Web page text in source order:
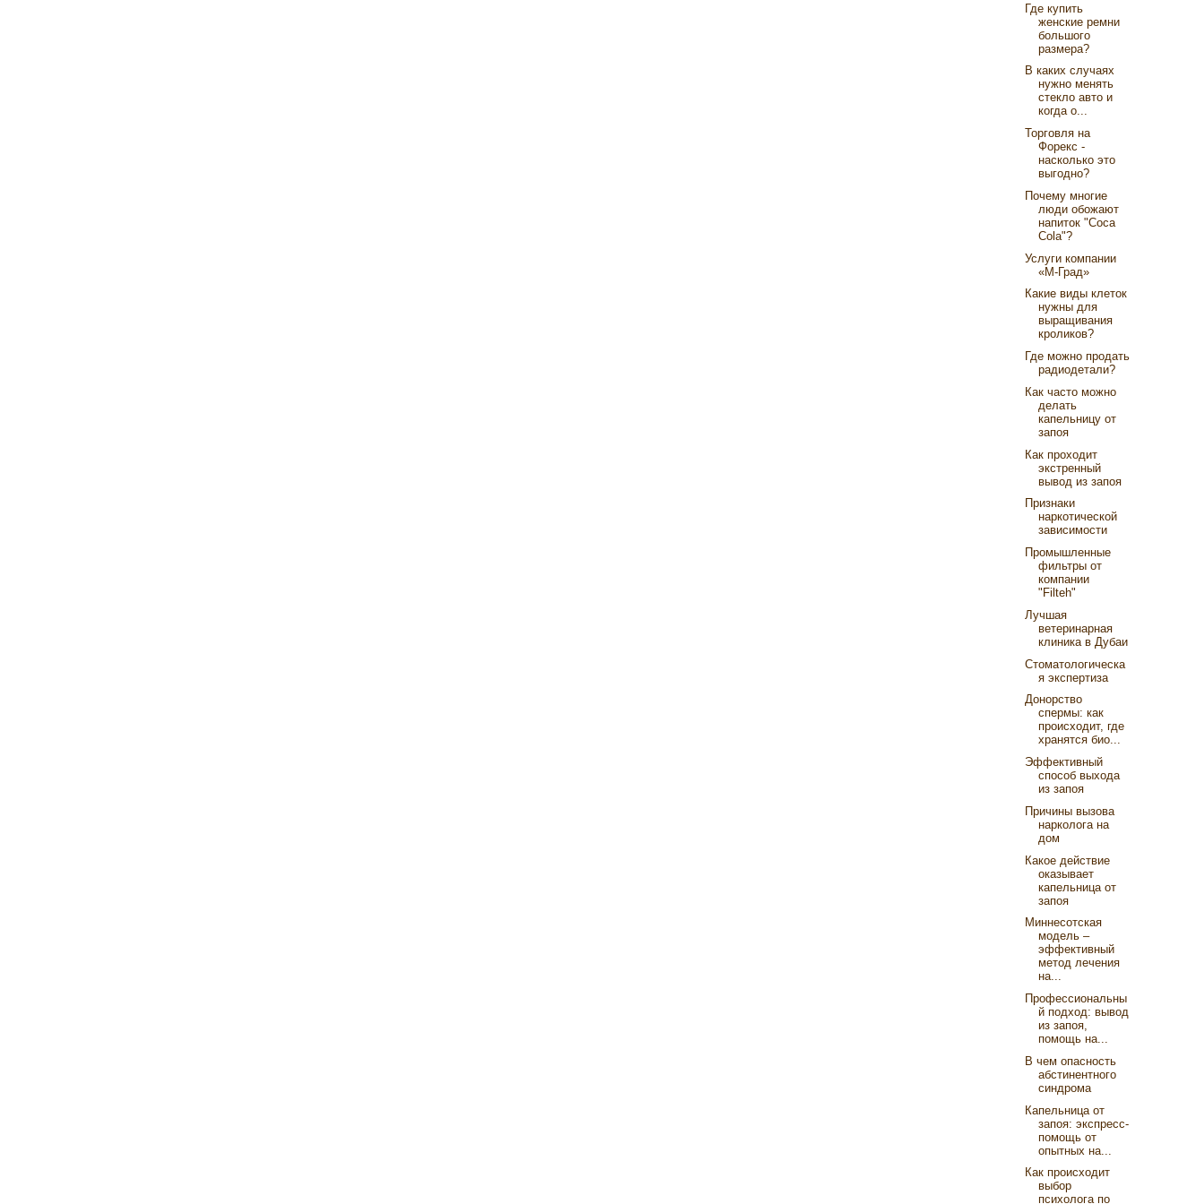
Где купить
женские ремни
большого
размера?
В каких случаях
нужно менять
стекло авто и
когда о...
Торговля на
Форекс -
насколько это
выгодно?
Почему многие
люди обожают
напиток "Coca
Cola"?
Услуги компании
«М-Град»
Какие виды клеток
нужны для
выращивания
кроликов?
Где можно продать
радиодетали?
Как часто можно
делать
капельницу от
запоя
Как проходит
экстренный
вывод из запоя
Признаки
наркотической
зависимости
Промышленные
фильтры от
компании
"Filteh"
Лучшая
ветеринарная
клиника в Дубаи
Стоматологическа
я экспертиза
Донорство
спермы: как
происходит, где
хранятся био...
Эффективный
способ выхода
из запоя
Причины вызова
нарколога на
дом
Какое действие
оказывает
капельница от
запоя
Миннесотская
модель ‒
эффективный
метод лечения
на...
Профессиональны
й подход: вывод
из запоя,
помощь на...
В чем опасность
абстинентного
синдрома
Капельница от
запоя: экспресс-
помощь от
опытных на...
Как происходит
выбор
психолога по